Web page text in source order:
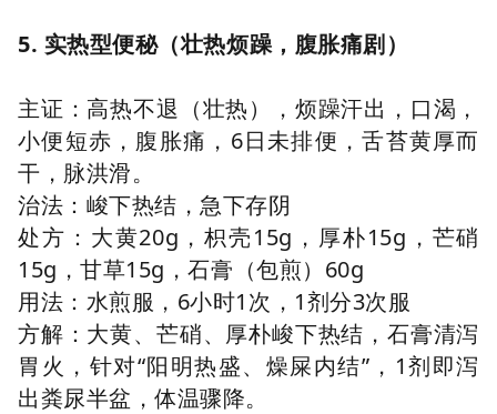
5. 实热型便秘（壮热烦躁，腹胀痛剧）
主证：高热不退（壮热），烦躁汗出，口渴，
小便短赤，腹胀痛，6日未排便，舌苔黄厚而
干，脉洪滑。
治法：峻下热结，急下存阴
处方：大黄20g，枳壳15g，厚朴15g，芒硝
15g，甘草15g，石膏（包煎）60g
用法：水煎服，6小时1次，1剂分3次服
方解：大黄、芒硝、厚朴峻下热结，石膏清泻
胃火，针对“阳明热盛、燥屎内结”，1剂即泻
出粪尿半盆，体温骤降。